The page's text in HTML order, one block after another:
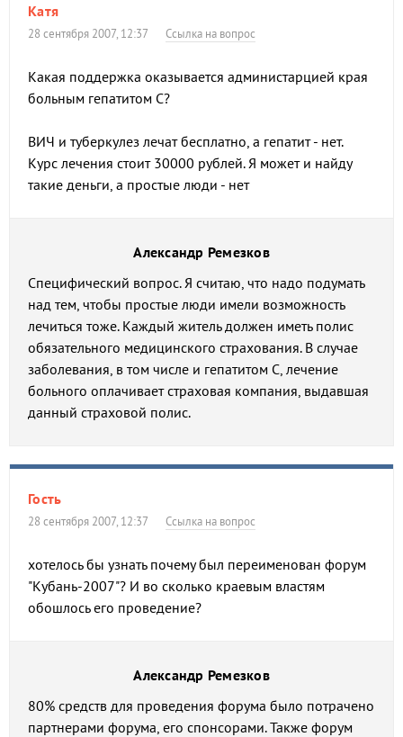
Катя
28 сентября 2007, 12:37 Ссылка на вопрос
Какая поддержка оказывается администарцией края
больным гепатитом С?
ВИЧ и туберкулез лечат бесплатно, а гепатит - нет.
Курс лечения стоит 30000 рублей. Я может и найду
такие деньги, а простые люди - нет
Александр Ремезков
Специфический вопрос. Я считаю, что надо подумать
над тем, чтобы простые люди имели возможность
лечиться тоже. Каждый житель должен иметь полис
обязательного медицинского страхования. В случае
заболевания, в том числе и гепатитом С, лечение
больного оплачивает страховая компания, выдавшая
данный страховой полис.
Гость
28 сентября 2007, 12:37 Ссылка на вопрос
хотелось бы узнать почему был переименован форум
"Кубань-2007"? И во сколько краевым властям
обошлось его проведение?
Александр Ремезков
80% средств для проведения форума было потрачено
партнерами форума, его спонсорами. Также форум